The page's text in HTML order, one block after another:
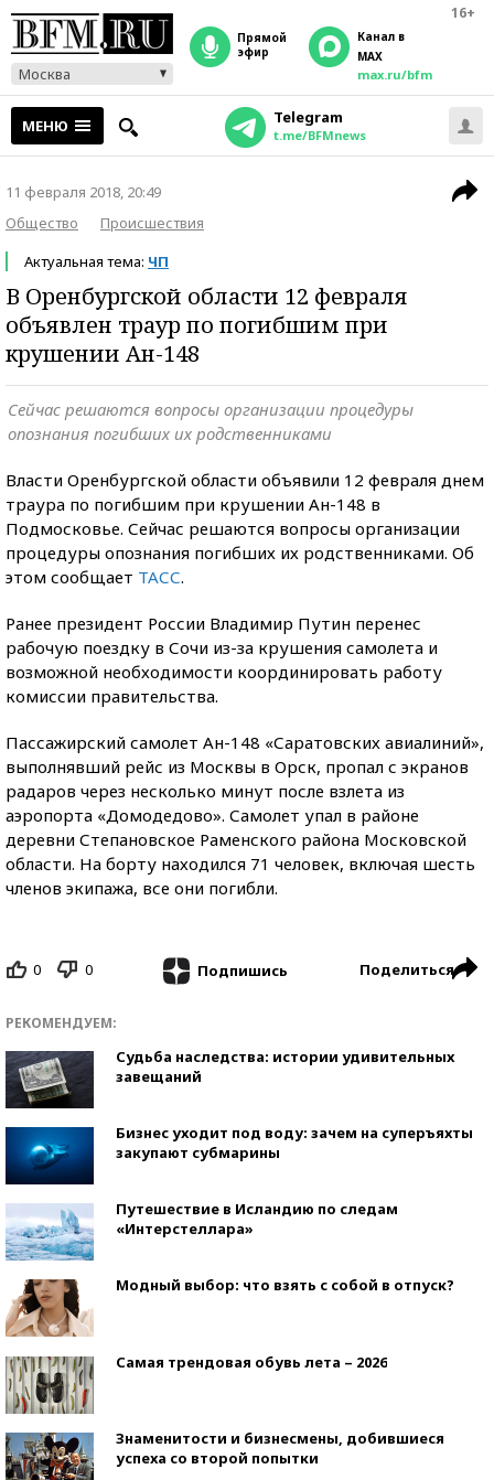
16+
Москва
прямой
эфир
Канал в
MAX
max.ru/bfm
МЕНЮ Telegram
t.me/BFMnews
11 февраля 2018, 20:49
Общество
Происшествия
Актуальная тема: ЧП
В Оренбургской области 12 февраля
объявлен траур по погибшим при
крушении Ан-148
Cейчас решаются вопросы организации процедуры
опознания погибших их родственниками
Власти Оренбургской области объявили 12 февраля днем
траура по погибшим при крушении Ан-148 в
Подмосковье. Сейчас решаются вопросы организации
процедуры опознания погибших их родственниками. Об
этом сообщает ТАСС.
Ранее президент России Владимир Путин перенес
рабочую поездку в Сочи из-за крушения самолета и
возможной необходимости координировать работу
комиссии правительства.
Пассажирский самолет Ан-148 «Саратовских авиалиний»,
выполнявший рейс из Москвы в Орск, пропал с экранов
радаров через несколько минут после взлета из
аэропорта «Домодедово». Самолет упал в районе
деревни Степановское Раменского района Московской
области. На борту находился 71 человек, включая шесть
членов экипажа, все они погибли.
0 0 Подпишись Поделиться
РЕКОМЕНДУЕМ:
Судьба наследства: истории удивительных
завещаний
Бизнес уходит под воду: зачем на суперъяхты
закупают субмарины
Путешествие в Исландию по следам
«Интерстеллара»
Модный выбор: что взять с собой в отпуск?
Самая трендовая обувь лета – 2026
Знаменитости и бизнесмены, добившиеся
успеха со второй попытки